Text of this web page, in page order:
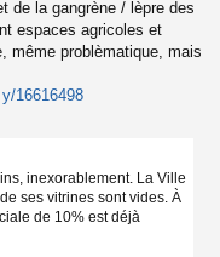
de la gangrène / lèpre des
espaces agricoles et
même problèmatique, mais
16616498
inexorablement. La Ville
ses vitrines sont vides. À
de 10% est déjà